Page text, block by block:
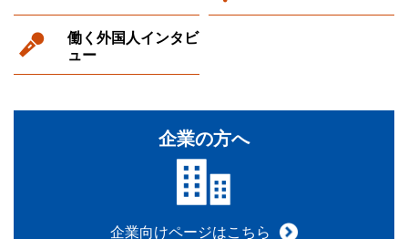
働く外国人インタビ
ュー
企業の方へ
企業向けページはこちら